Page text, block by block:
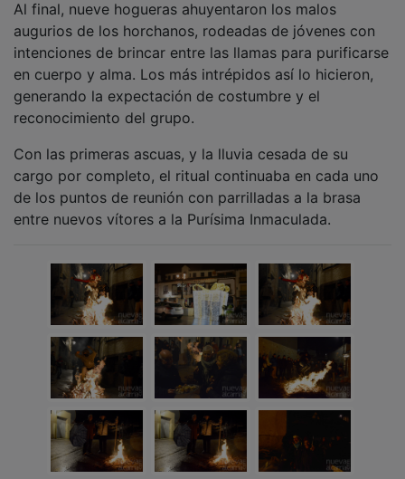
augurios de los horchanos, rodeadas de jóvenes con
intenciones de brincar entre las llamas para purificarse
en cuerpo y alma. Los más intrépidos así lo hicieron,
generando la expectación de costumbre y el
reconocimiento del grupo.
cargo por completo, el ritual continuaba en cada uno
de los puntos de reunión con parrilladas a la brasa
entre nuevos vítores a la Purísima Inmaculada.